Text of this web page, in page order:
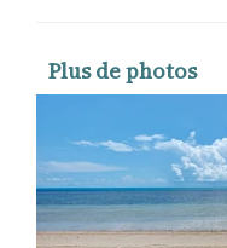
Plus de photos